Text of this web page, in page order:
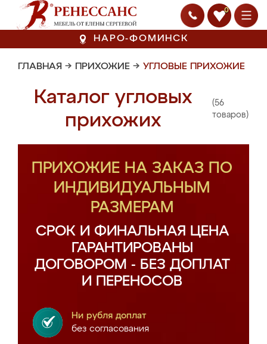
0
НАРО-ФОМИНСК
ГЛАВНАЯ → ПРИХОЖИЕ → УГЛОВЫЕ ПРИХОЖИЕ
Каталог угловых
прихожих
(56
товаров)
ПРИХОЖИЕ НА ЗАКАЗ ПО
ИНДИВИДУАЛЬНЫМ
РАЗМЕРАМ
СРОК И ФИНАЛЬНАЯ ЦЕНА
ГАРАНТИРОВАНЫ
ДОГОВОРОМ - БЕЗ ДОПЛАТ
И ПЕРЕНОСОВ
Ни рубля доплат
без согласования